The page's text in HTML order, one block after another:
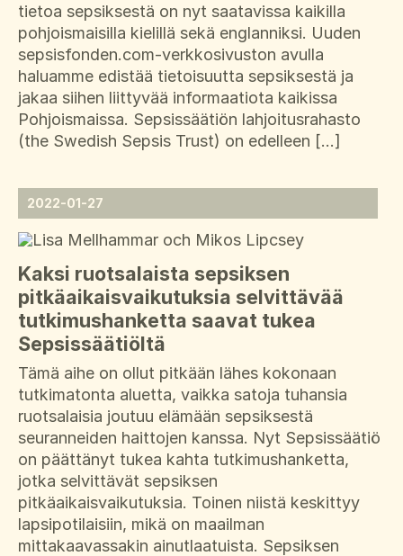
tietoa sepsiksestä on nyt saatavissa kaikilla
pohjoismaisilla kielillä sekä englanniksi. Uuden
sepsisfonden.com-verkkosivuston avulla
haluamme edistää tietoisuutta sepsiksestä ja
jakaa siihen liittyvää informaatiota kaikissa
Pohjoismaissa. Sepsissäätiön lahjoitusrahasto
(the Swedish Sepsis Trust) on edelleen […]
2022-01-27
Kaksi ruotsalaista sepsiksen
pitkäaikaisvaikutuksia selvittävää
tutkimushanketta saavat tukea
Sepsissäätiöltä
Tämä aihe on ollut pitkään lähes kokonaan
tutkimatonta aluetta, vaikka satoja tuhansia
ruotsalaisia joutuu elämään sepsiksestä
seuranneiden haittojen kanssa. Nyt Sepsissäätiö
on päättänyt tukea kahta tutkimushanketta,
jotka selvittävät sepsiksen
pitkäaikaisvaikutuksia. Toinen niistä keskittyy
lapsipotilaisiin, mikä on maailman
mittakaavassakin ainutlaatuista. Sepsiksen